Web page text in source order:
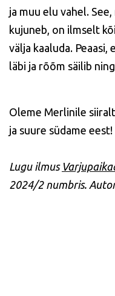
ja muu elu vahel.
kujuneb, on ilmselt
välja kaaluda.
läbi ja rõõm säilib
Oleme Merlinile
ja suure südame eest!
Lugu ilmus
2024/2 numbris.